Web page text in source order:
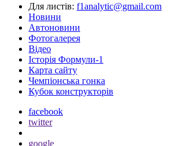
Для листів: f1analytic@gmail.com
Новини
Автоновини
Фотогалерея
Відео
Історія Формули-1
Карта сайту
Чемпіонська гонка
Кубок конструкторів
facebook
twitter
google